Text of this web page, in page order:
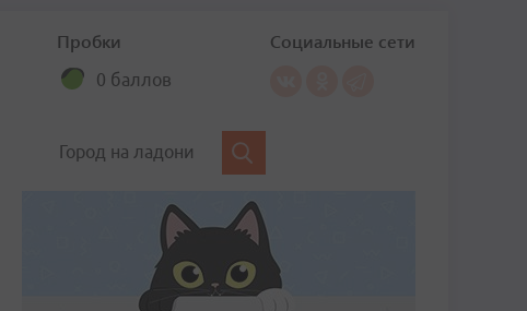
Пробки
0 баллов
Социальные сети
Город на ладони